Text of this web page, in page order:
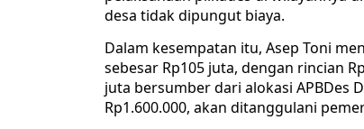
desa tidak dipungut biaya.
Dalam kesempatan itu, Asep Toni
sebesar Rp105 juta, dengan rincian
juta bersumber dari alokasi APBDes
Rp1.600.000, akan ditanggulani